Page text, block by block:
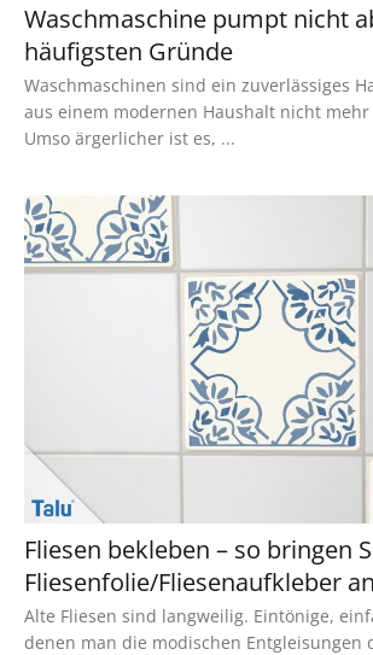
Waschmaschine pumpt nicht
häufigsten Gründe
Waschmaschinen sind ein zuverlässiges
aus einem modernen Haushalt nicht
Umso ärgerlicher ist es, ...
Fliesen bekleben – so bringen
Fliesenfolie/Fliesenaufkleber an
Alte Fliesen sind langweilig. Eintönige,
denen man die modischen Entgleisungen